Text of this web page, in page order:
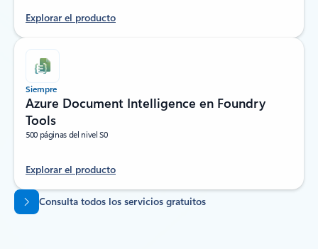
Explorar el producto
Siempre
Azure Document Intelligence en Foundry
Tools
500 páginas del nivel S0
Explorar el producto
Volver a las pestañas
Consulta todos los servicios gratuitos